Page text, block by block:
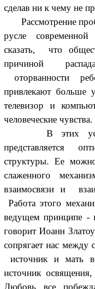
сделав ни к чему не
Рассмотрение
русле современной
сказать, что
причиной
оторванности
привлекают больше
телевизор и
человеческие чувства.
В этих
представляется
структуры. Ее
слаженного
взаимосвязи и
Работа этого
ведущем принципе
говорит Иоанн
сопрягает нас между
источник и мать
источник
Любовь все